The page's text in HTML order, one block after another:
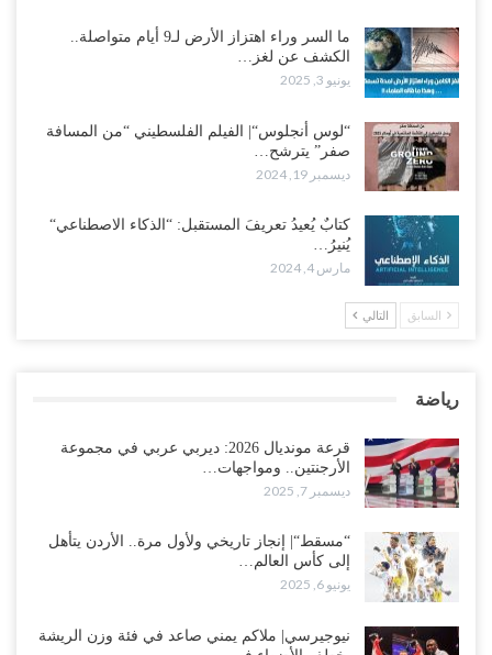
ما السر وراء اهتزاز الأرض لـ9 أيام متواصلة..
الكشف عن لغز…
يونيو 3, 2025
“لوس أنجلوس“| الفيلم الفلسطيني “من المسافة
صفر” يترشح…
ديسمبر 19, 2024
كتابٌ يُعيدُ تعريفَ المستقبل: “الذكاء الاصطناعي“
يُنيرُ…
مارس 4, 2024
السابق التالي
رياضة
قرعة مونديال 2026: ديربي عربي في مجموعة
الأرجنتين.. ومواجهات…
ديسمبر 7, 2025
“مسقط“| إنجاز تاريخي ولأول مرة.. الأردن يتأهل
إلى كأس العالم…
يونيو 6, 2025
نيوجيرسي| ملاكم يمني صاعد في فئة وزن الريشة